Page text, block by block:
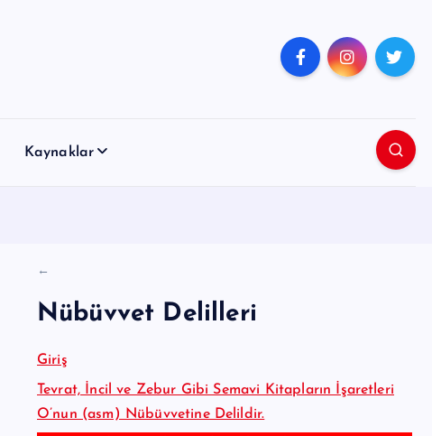
Kaynaklar
←
Nübüvvet Delilleri
Giriş
Tevrat, İncil ve Zebur Gibi Semavi Kitapların İşaretleri
O’nun (asm) Nübüvvetine Delildir.